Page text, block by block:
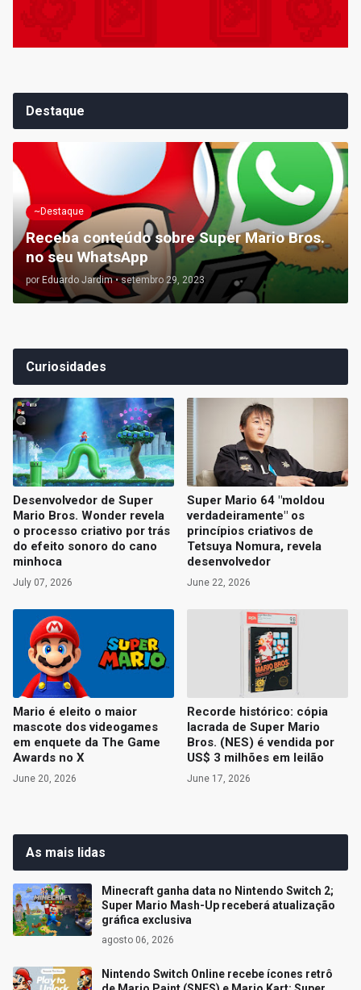
Destaque
~Destaque
Receba conteúdo sobre Super Mario Bros.
no seu WhatsApp
por Eduardo Jardim • setembro 29, 2023
Curiosidades
Desenvolvedor de Super
Mario Bros. Wonder revela
o processo criativo por trás
do efeito sonoro do cano
minhoca
July 07, 2026
Super Mario 64 "moldou
verdadeiramente" os
princípios criativos de
Tetsuya Nomura, revela
desenvolvedor
June 22, 2026
Mario é eleito o maior
mascote dos videogames
em enquete da The Game
Awards no X
June 20, 2026
Recorde histórico: cópia
lacrada de Super Mario
Bros. (NES) é vendida por
US$ 3 milhões em leilão
June 17, 2026
As mais lidas
Minecraft ganha data no Nintendo Switch 2;
Super Mario Mash-Up receberá atualização
gráfica exclusiva
agosto 06, 2026
Nintendo Switch Online recebe ícones retrô